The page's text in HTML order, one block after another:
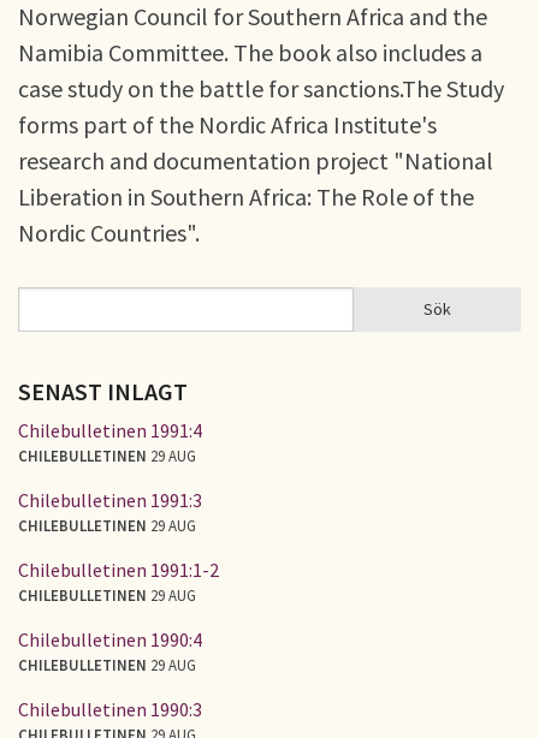
Norwegian Council for Southern Africa and the
Namibia Committee. The book also includes a
case study on the battle for sanctions.The Study
forms part of the Nordic Africa Institute's
research and documentation project "National
Liberation in Southern Africa: The Role of the
Nordic Countries".
SÖKFORMULÄR Sök
SENAST INLAGT
Chilebulletinen 1991:4
CHILEBULLETINEN 29 AUG
Chilebulletinen 1991:3
CHILEBULLETINEN 29 AUG
Chilebulletinen 1991:1-2
CHILEBULLETINEN 29 AUG
Chilebulletinen 1990:4
CHILEBULLETINEN 29 AUG
Chilebulletinen 1990:3
CHILEBULLETINEN 29 AUG